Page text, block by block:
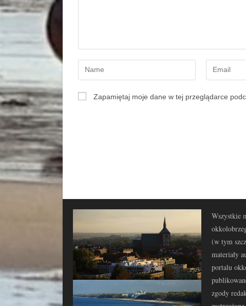
Zapamiętaj moje dane w tej przeglądarce
Wszystkie
(w tym
materiały
portalu
zgody